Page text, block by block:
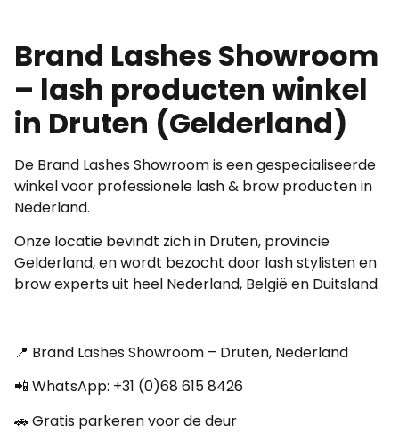
Brand Lashes Showroom
– lash producten winkel
in Druten (Gelderland)
De Brand Lashes Showroom is een gespecialiseerde
winkel voor professionele lash & brow producten in
Nederland.
Onze locatie bevindt zich in Druten, provincie
Gelderland, en wordt bezocht door lash stylisten en
brow experts uit heel Nederland, België en Duitsland.
📍 Brand Lashes Showroom – Druten, Nederland
📲 WhatsApp: +31 (0)68 615 8426
🚗 Gratis parkeren voor de deur